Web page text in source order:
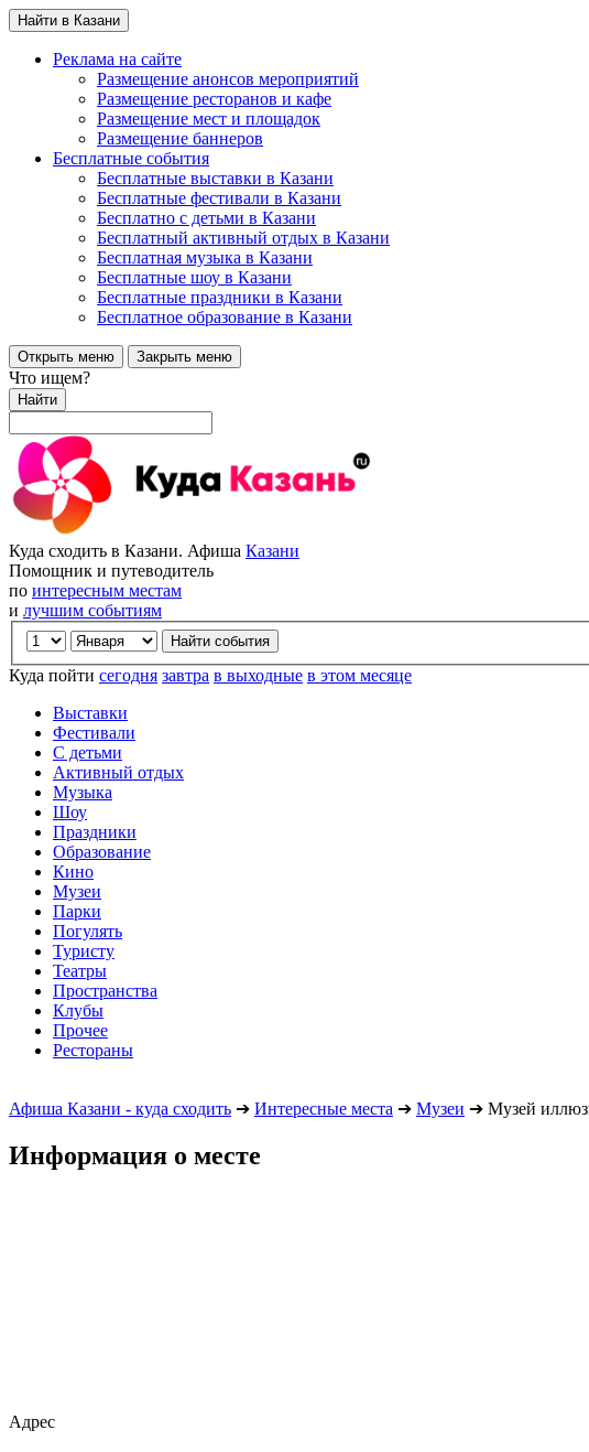
Найти в Казани
Реклама на сайте
Размещение анонсов мероприятий
Размещение ресторанов и кафе
Размещение мест и площадок
Размещение баннеров
Бесплатные события
Бесплатные выставки в Казани
Бесплатные фестивали в Казани
Бесплатно с детьми в Казани
Бесплатный активный отдых в Казани
Бесплатная музыка в Казани
Бесплатные шоу в Казани
Бесплатные праздники в Казани
Бесплатное образование в Казани
Открыть меню Закрыть меню
Что ищем?
Найти
Куда сходить в Казани. Афиша Казани
Помощник и путеводитель
по интересным местам
и лучшим событиям
Куда пойти сегодня завтра в выходные в этом месяце
Выставки
Фестивали
С детьми
Активный отдых
Музыка
Шоу
Праздники
Образование
Кино
Музеи
Парки
Погулять
Туристу
Театры
Пространства
Клубы
Прочее
Рестораны
Афиша Казани - куда сходить ➔ Интересные места ➔ Музеи ➔ Музей
Информация о месте
Адрес